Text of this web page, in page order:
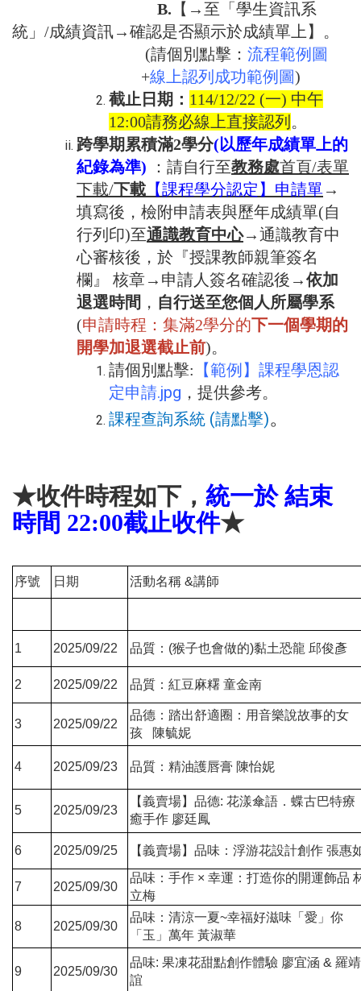
B. 【→至「學生資訊系
統」/成績資訊→確認是否顯示於成績單上】。
(請個別點擊： 流程範例圖
+線上認列成功範例圖)
截止日期： 114/12/22 (一) 中午
12:00請務必線上直接認列 。
跨學期累積滿2學分(以歷年成績單上的
紀錄為準)
：請自行至教務處首頁/表單
下載/下載 【課程學分認定】申請單 →
填寫後，檢附申請表與歷年成績單(自
行列印)至通識教育中心→通識教育中
心審核後， 於『授課教師親筆簽名
欄』 核章 →申請人簽名確認後 →依加
退選時間 ， 自行送至您個人所屬學系
(申請時程：集滿2學分的下一個學期的
開學加退選截止前)。
請個別點擊:
【範例】課程學恩認
定申請.jpg ，提供參考。
課程查詢系統 (請點擊)。
★收件時程如下， 統一於 結束
時間 22:00截止收件★
序號 日期 活動名稱 &講師
1 2025/09/22 品質：(猴子也會做的)黏土恐龍 邱俊彥
2 2025/09/22 品質：紅豆麻糬 童金南
3 2025/09/22
品德：踏出舒適圈：用音樂說故事的女
孩 陳毓妮
4 2025/09/23 品質：精油護唇膏 陳怡妮
5 2025/09/23
【義賣場】品德: 花漾傘語．蝶古巴特療
癒手作 廖廷鳳
6 2025/09/25 【義賣場】品味：浮游花設計創作 張惠
7 2025/09/30
品味：手作 × 幸運：打造你的開運飾品
立梅
8 2025/09/30
品味：清涼一夏~幸福好滋味「愛」你
「玉」萬年 黃淑華
9 2025/09/30
品味: 果凍花甜點創作體驗 廖宜涵 & 羅靖
誼